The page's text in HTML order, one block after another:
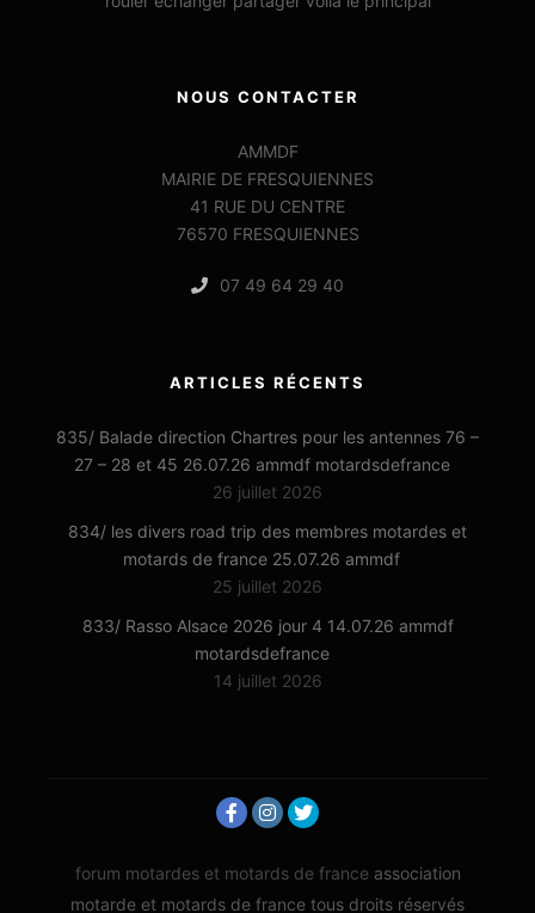
NOUS CONTACTER
AMMDF
MAIRIE DE FRESQUIENNES
41 RUE DU CENTRE
76570 FRESQUIENNES
07 49 64 29 40
ARTICLES RÉCENTS
835/ Balade direction Chartres pour les antennes 76 –
27 – 28 et 45 26.07.26 ammdf motardsdefrance
26 juillet 2026
834/ les divers road trip des membres motardes et
motards de france 25.07.26 ammdf
25 juillet 2026
833/ Rasso Alsace 2026 jour 4 14.07.26 ammdf
motardsdefrance
14 juillet 2026
forum motardes et motards de france association
motarde et motards de france tous droits réservés